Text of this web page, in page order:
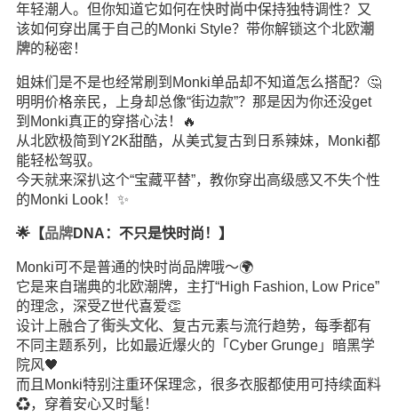
年轻潮人。但你知道它如何在快时尚中保持独特调性？又
该如何穿出属于自己的Monki Style？带你解锁这个北欧潮
牌的秘密！
姐妹们是不是也经常刷到Monki单品却不知道怎么搭配？🤔
明明价格亲民，上身却总像“街边款”？那是因为你还没get
到Monki真正的穿搭心法！🔥
从北欧极简到Y2K甜酷，从美式复古到日系辣妹，Monki都
能轻松驾驭。
今天就来深扒这个“宝藏平替”，教你穿出高级感又不失个性
的Monki Look！✨
🌟【品牌DNA：不只是快时尚！】
Monki可不是普通的快时尚品牌哦～🌍
它是来自瑞典的北欧潮牌，主打“High Fashion, Low Price”
的理念，深受Z世代喜爱👏
设计上融合了街头文化、复古元素与流行趋势，每季都有
不同主题系列，比如最近爆火的「Cyber Grunge」暗黑学
院风🖤
而且Monki特别注重环保理念，很多衣服都使用可持续面料
♻️，穿着安心又时髦！